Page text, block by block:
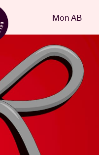
FRMon AB